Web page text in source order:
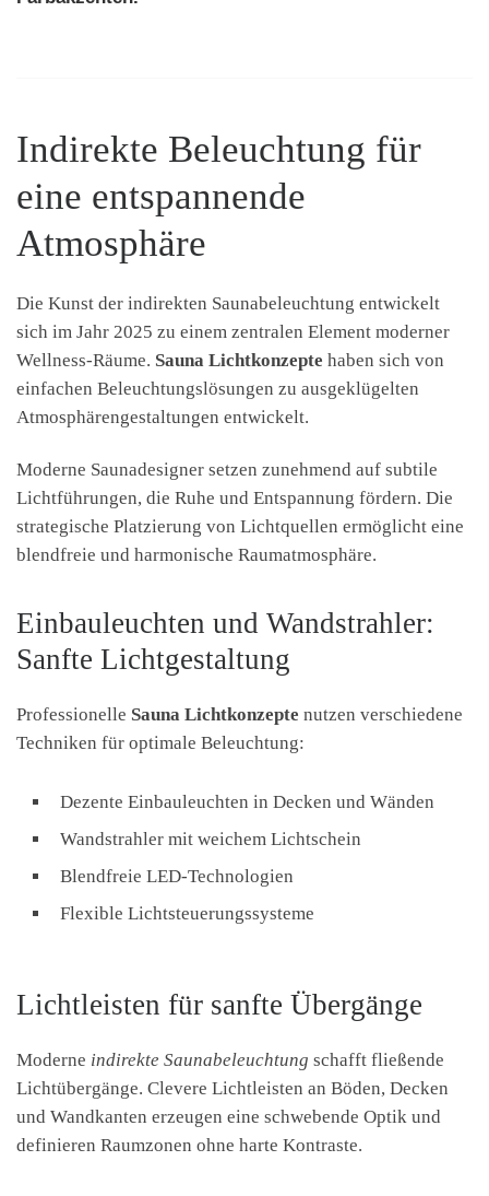
Indirekte Beleuchtung für
eine entspannende
Atmosphäre
Die Kunst der indirekten Saunabeleuchtung entwickelt
sich im Jahr 2025 zu einem zentralen Element moderner
Wellness-Räume. Sauna Lichtkonzepte haben sich von
einfachen Beleuchtungslösungen zu ausgeklügelten
Atmosphärengestaltungen entwickelt.
Moderne Saunadesigner setzen zunehmend auf subtile
Lichtführungen, die Ruhe und Entspannung fördern. Die
strategische Platzierung von Lichtquellen ermöglicht eine
blendfreie und harmonische Raumatmosphäre.
Einbauleuchten und Wandstrahler:
Sanfte Lichtgestaltung
Professionelle Sauna Lichtkonzepte nutzen verschiedene
Techniken für optimale Beleuchtung:
Dezente Einbauleuchten in Decken und Wänden
Wandstrahler mit weichem Lichtschein
Blendfreie LED-Technologien
Flexible Lichtsteuerungssysteme
Lichtleisten für sanfte Übergänge
Moderne indirekte Saunabeleuchtung schafft fließende
Lichtübergänge. Clevere Lichtleisten an Böden, Decken
und Wandkanten erzeugen eine schwebende Optik und
definieren Raumzonen ohne harte Kontraste.